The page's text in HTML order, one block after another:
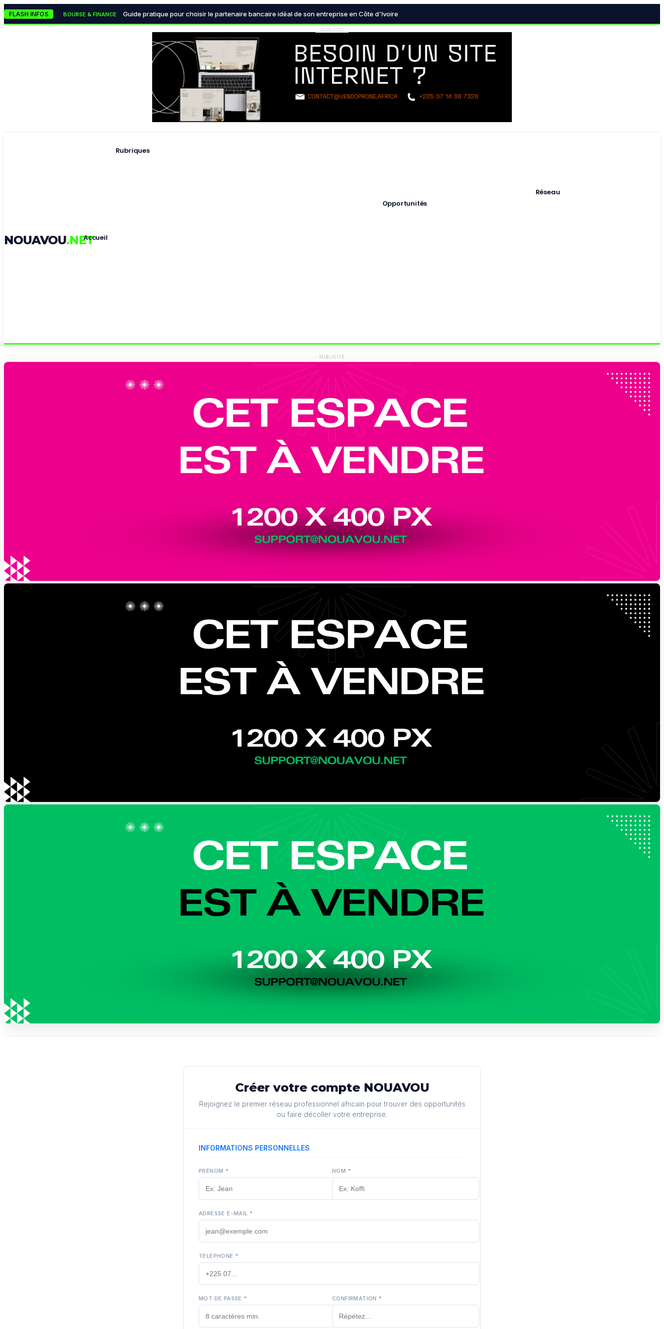
FLASH INFOS
TECH & INNOVATION Le classement des meilleures agences de référencement naturel (SEO) à Abidjan en 2026
BOURSE & FINANCE Guide pratique pour choisir le partenaire bancaire idéal de son entreprise en Côte d'Ivoire
BOURSE & FINANCE Les monnaies numériques des banques centrales transforment radicalement le système financier mondial
La lutte mondiale contre la désinformation devient une urgence absolue pour les démocraties
Pourquoi la data visualisation est devenue indispensable pour les décideurs modernes
PUBLICITÉ
NOUAVOU.NETAccueil
Rubriques
Opportunités
Réseau
- PUBLICITÉ -
Créer votre compte NOUAVOU
Rejoignez le premier réseau professionnel africain pour trouver des opportunités
ou faire décoller votre entreprise.
INFORMATIONS PERSONNELLES
PRÉNOM * NOM *
ADRESSE E-MAIL *
TÉLÉPHONE *
MOT DE PASSE * CONFIRMATION *